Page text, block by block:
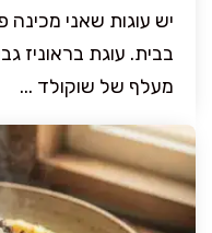
יש עוגות שאני
בבית. עוגת בראוניז
מעלף של שוקולד ...